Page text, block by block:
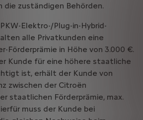
die zuständigen Behörden.
Elektro-/Plug-in-Hybrid-
alle Privatkunden eine
Förderprämie in Höhe von 3.000 €.
Kunde für eine höhere staatliche
ist, erhält der Kunde von
zwischen der Citroën
staatlichen Förderprämie, max.
muss der Kunde bei